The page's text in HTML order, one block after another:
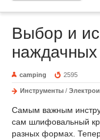
Выбор и
наждачных
camping 2595
Инструменты /
Самым важным
сам шлифовальный
разных формах.